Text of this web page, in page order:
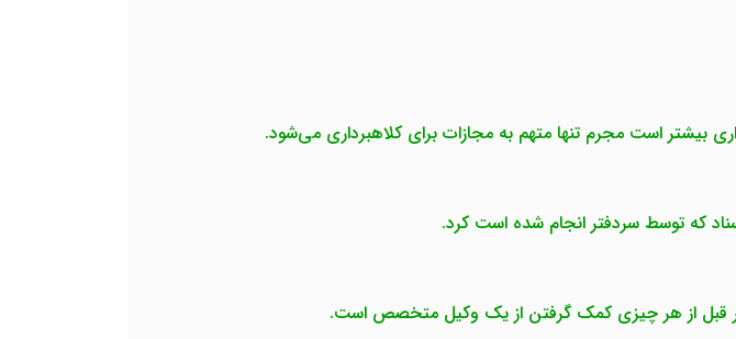
بیشتر است مجرم تنها متهم به مجازات برای کلاهبرداری می‌شود.
که توسط سردفتر انجام شده است کرد.
کار قبل از هر چیزی کمک گرفتن از یک وکیل متخصص است.